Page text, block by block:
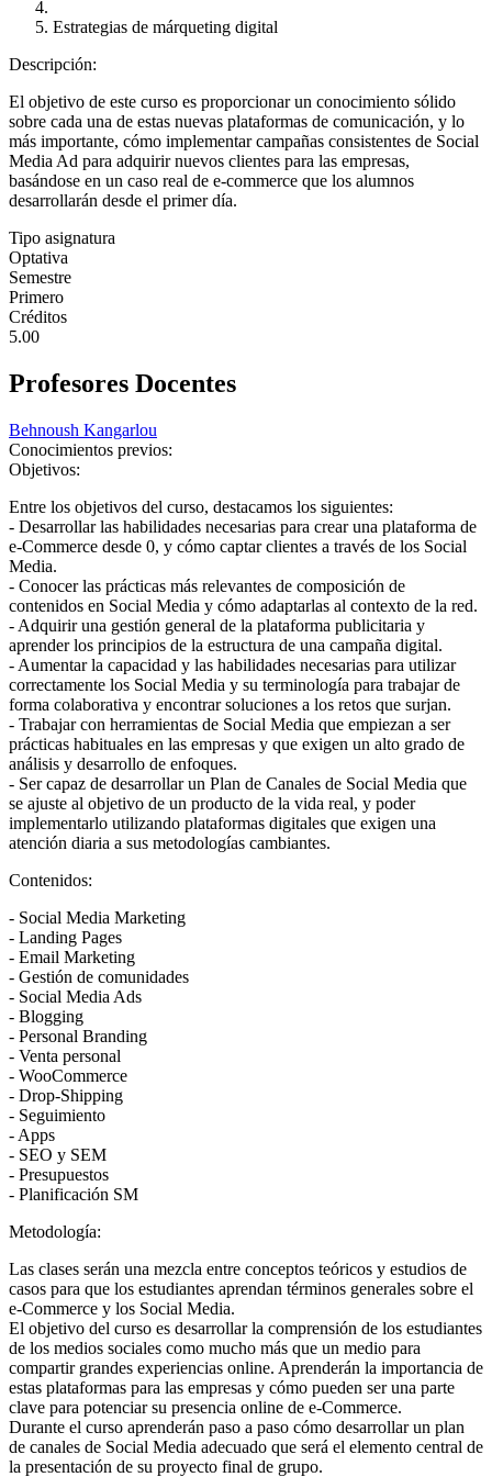
Estrategias de márqueting digital
Descripción:
El objetivo de este curso es proporcionar un conocimiento sólido
sobre cada una de estas nuevas plataformas de comunicación, y lo
más importante, cómo implementar campañas consistentes de Social
Media Ad para adquirir nuevos clientes para las empresas,
basándose en un caso real de e-commerce que los alumnos
desarrollarán desde el primer día.
Tipo asignatura
Optativa
Semestre
Primero
Créditos
5.00
Profesores Docentes
Behnoush Kangarlou
Conocimientos previos:
Objetivos:
Entre los objetivos del curso, destacamos los siguientes:
- Desarrollar las habilidades necesarias para crear una plataforma de
e-Commerce desde 0, y cómo captar clientes a través de los Social
Media.
- Conocer las prácticas más relevantes de composición de
contenidos en Social Media y cómo adaptarlas al contexto de la red.
- Adquirir una gestión general de la plataforma publicitaria y
aprender los principios de la estructura de una campaña digital.
- Aumentar la capacidad y las habilidades necesarias para utilizar
correctamente los Social Media y su terminología para trabajar de
forma colaborativa y encontrar soluciones a los retos que surjan.
- Trabajar con herramientas de Social Media que empiezan a ser
prácticas habituales en las empresas y que exigen un alto grado de
análisis y desarrollo de enfoques.
- Ser capaz de desarrollar un Plan de Canales de Social Media que
se ajuste al objetivo de un producto de la vida real, y poder
implementarlo utilizando plataformas digitales que exigen una
atención diaria a sus metodologías cambiantes.
Contenidos:
- Social Media Marketing
- Landing Pages
- Email Marketing
- Gestión de comunidades
- Social Media Ads
- Blogging
- Personal Branding
- Venta personal
- WooCommerce
- Drop-Shipping
- Seguimiento
- Apps
- SEO y SEM
- Presupuestos
- Planificación SM
Metodología:
Las clases serán una mezcla entre conceptos teóricos y estudios de
casos para que los estudiantes aprendan términos generales sobre el
e-Commerce y los Social Media.
El objetivo del curso es desarrollar la comprensión de los estudiantes
de los medios sociales como mucho más que un medio para
compartir grandes experiencias online. Aprenderán la importancia de
estas plataformas para las empresas y cómo pueden ser una parte
clave para potenciar su presencia online de e-Commerce.
Durante el curso aprenderán paso a paso cómo desarrollar un plan
de canales de Social Media adecuado que será el elemento central de
la presentación de su proyecto final de grupo.